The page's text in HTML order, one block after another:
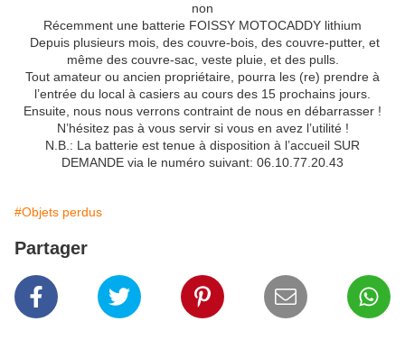
non
Récemment une batterie FOISSY MOTOCADDY lithium
Depuis plusieurs mois, des couvre-bois, des couvre-putter, et
même des couvre-sac, veste pluie, et des pulls.
Tout amateur ou ancien propriétaire, pourra les (re) prendre à
l’entrée du local à casiers au cours des 15 prochains jours.
Ensuite, nous nous verrons contraint de nous en débarrasser !
N’hésitez pas à vous servir si vous en avez l’utilité !
N.B.: La batterie est tenue à disposition à l’accueil SUR
DEMANDE via le numéro suivant: 06.10.77.20.43
#Objets perdus
Partager